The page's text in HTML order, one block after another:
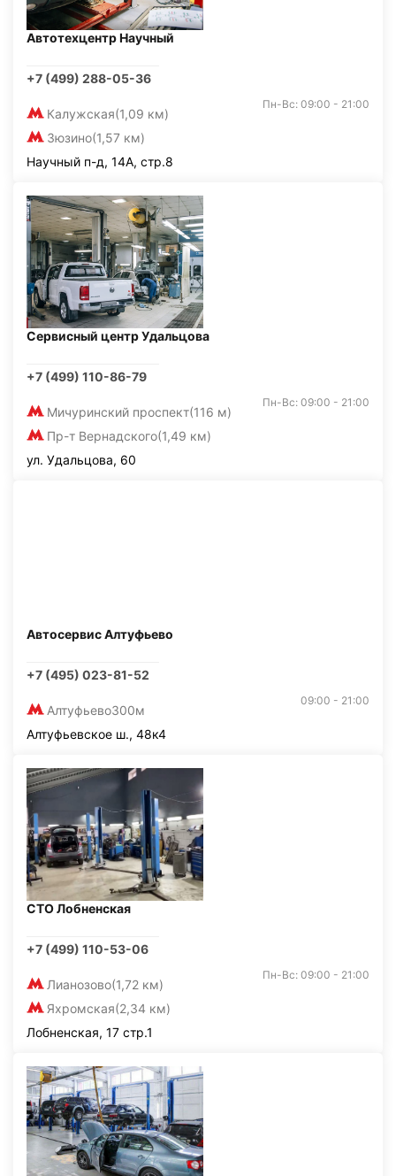
Автотехцентр Научный
+7 (499) 288-05-36
Калужская(1,09 км)
Зюзино(1,57 км)
Пн-Вс: 09:00 - 21:00
Научный п-д, 14А, стр.8
Сервисный центр Удальцова
+7 (499) 110-86-79
Мичуринский проспект(116 м)
Пр-т Вернадского(1,49 км)
Пн-Вс: 09:00 - 21:00
ул. Удальцова, 60
Автосервис Алтуфьево
+7 (495) 023-81-52
Алтуфьево300м
09:00 - 21:00
Алтуфьевское ш., 48к4
СТО Лобненская
+7 (499) 110-53-06
Лианозово(1,72 км)
Яхромская(2,34 км)
Пн-Вс: 09:00 - 21:00
Лобненская, 17 стр.1